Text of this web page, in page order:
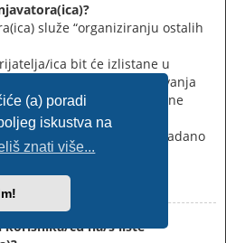
(a) poradi
iskustva na
znati više...
služe “organiziranju ostalih
ica bit će izlistane u
da bi bez pretraživanja
status te im poslati privatne
mogu biti posvijetljeni.
listu gnjavatora/ica bit će zadano
korisnika/cu na/s liste